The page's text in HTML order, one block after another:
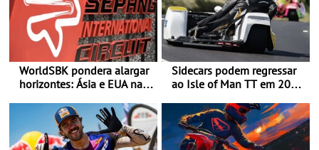
WorldSBK pondera alargar
horizontes: Ásia e EUA na
Sidecars podem regressar
ao Isle of Man TT em 2027